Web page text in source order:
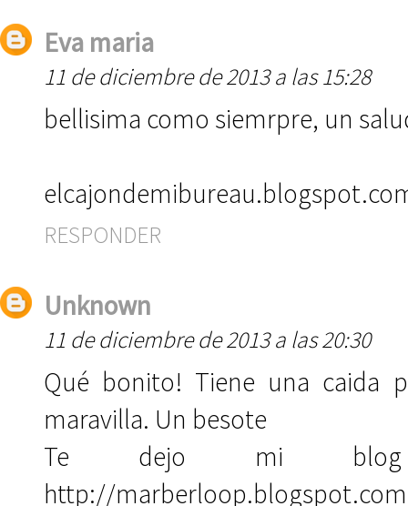
Eva maria
11 de diciembre de 2013 a las 15:28
bellisima como siemrpre, un
RESPONDER
Unknown
11 de diciembre de 2013 a las 20:30
Qué bonito! Tiene una caida
maravilla. Un besote
Te dejo mi blog
http://